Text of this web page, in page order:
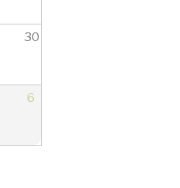
30
6